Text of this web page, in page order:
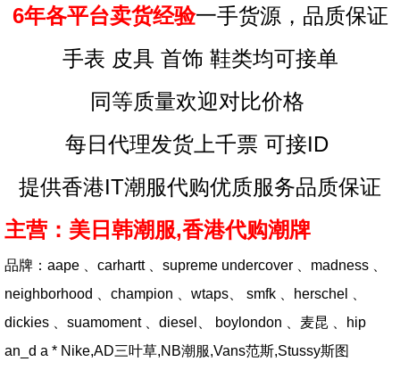
6年各平台卖货经验一手货源，品质保证
手表 皮具 首饰 鞋类均可接单
同等质量欢迎对比价格
每日代理发货上千票 可接ID
提供香港IT潮服代购优质服务品质保证
主营：美日韩潮服,香港代购潮牌
品牌：aape 、carhartt 、supreme undercover 、madness 、
neighborhood 、champion 、wtaps、 smfk 、herschel 、
dickies 、suamoment 、diesel、 boylondon 、麦昆 、hip
an_d a * Nike,AD三叶草,NB潮服,Vans范斯,Stussy斯图